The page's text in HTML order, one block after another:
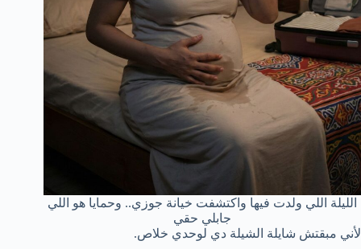
الليلة اللي ولدت فيها واكتشفت خيانة جوزي.. وحمايا هو اللي
جابلي حقي
لأني مبقتش شايلة الشيلة دي لوحدي خلاص.